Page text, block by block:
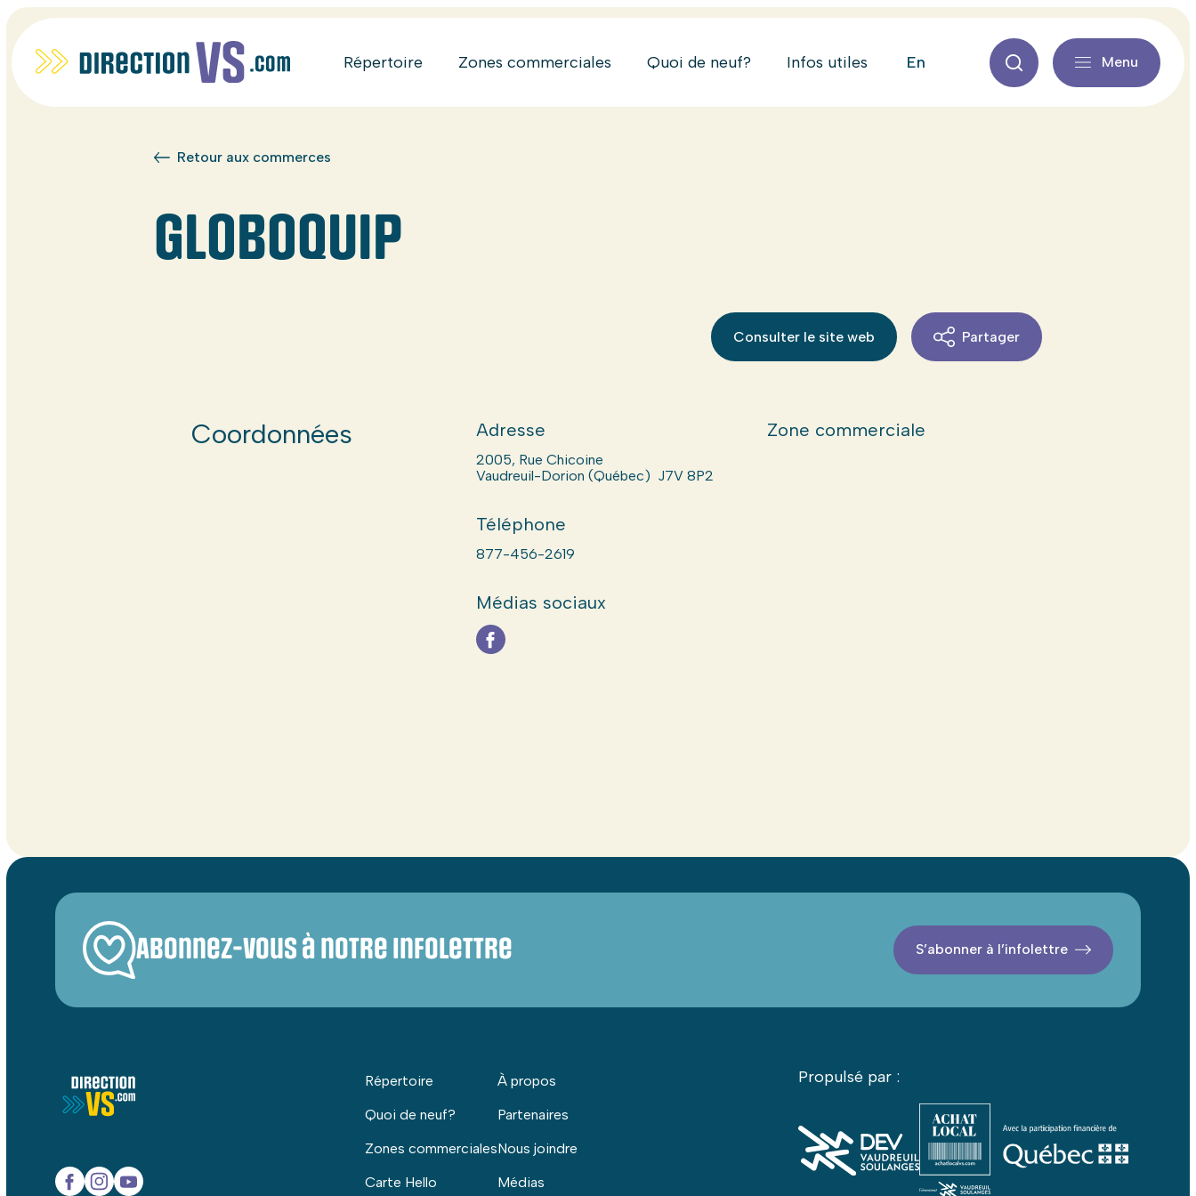
Répertoire Zones commerciales Quoi de neuf? Infos utiles en Menu
Retour aux commerces
GLOBOQUIP
Consulter le site web Partager
Coordonnées Adresse
2005, Rue Chicoine
Vaudreuil-Dorion (Québec) J7V 8P2
Téléphone
877-456-2619
Médias sociaux
Zone commerciale
Abonnez-vous à notre infolettre S’abonner à l’infolettre
Répertoire
Quoi de neuf?
Zones commerciales
Carte Hello
À propos
Partenaires
Nous joindre
Médias
Propulsé par :